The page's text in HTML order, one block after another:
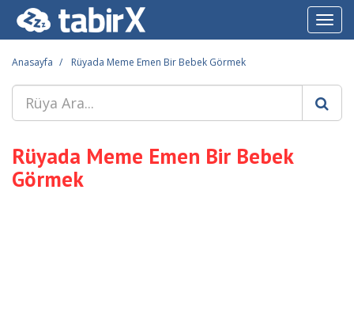
Anasayfa Rüyada Meme Emen Bir Bebek Görmek
Rüyada Meme Emen Bir Bebek
Görmek